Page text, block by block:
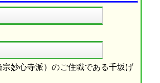
妙心寺派）のご住職である千坂げ